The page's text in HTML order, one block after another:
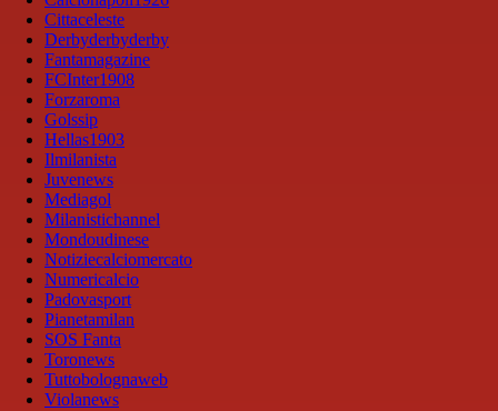
Cittaceleste
Derbyderbyderby
Fantamagazine
FCInter1908
Forzaroma
Golssip
Hellas1903
Ilmilanista
Juvenews
Mediagol
Milanistichannel
Mondoudinese
Notiziecalciomercato
Numericalcio
Padovasport
Pianetamilan
SOS Fanta
Toronews
Tuttobolognaweb
Violanews